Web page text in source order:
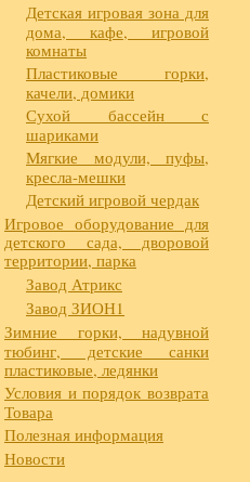
Детская игровая зона для
дома, кафе, игровой
комнаты
Пластиковые горки,
качели, домики
Сухой бассейн с
шариками
Мягкие модули, пуфы,
кресла-мешки
Детский игровой чердак
Игровое оборудование для
детского сада, дворовой
территории, парка
Завод Атрикс
Завод ЗИОН1
Зимние горки, надувной
тюбинг, детские санки
пластиковые, ледянки
Условия и порядок возврата
Товара
Полезная информация
Новости